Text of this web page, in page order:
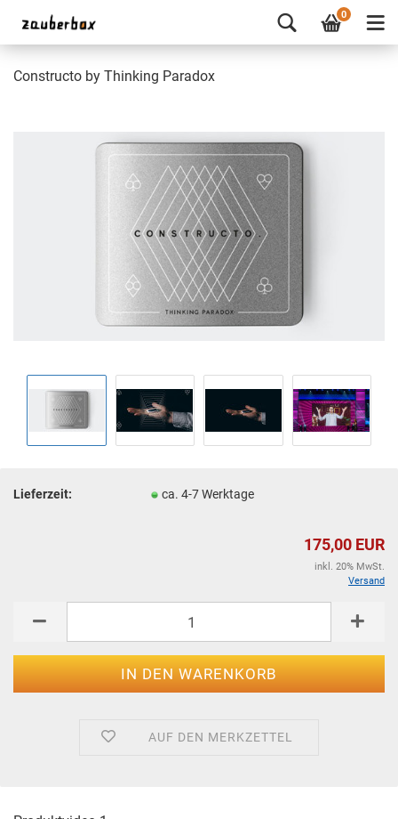
0
Constructo by Thinking Paradox
Lieferzeit: ca. 4-7 Werktage
175,00 EUR
inkl. 20% MwSt.
Versand
AUF DEN MERKZETTEL